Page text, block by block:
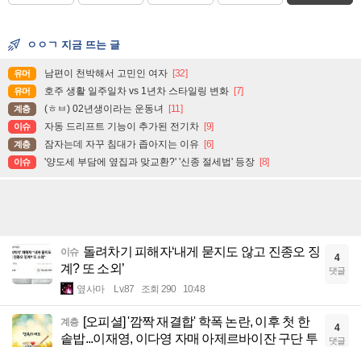
ㅇㅇㄱ 지금 뜨는 글
유머 남편이 천박해서 고민인 여자 [32]
유머 호주 생활 일주일차 vs 1년차 스타일링 변화 [7]
계층 (ㅎㅂ) 02년생이라는 운동녀 [11]
이슈 자동 드리프트 기능이 추가된 전기차 [9]
계층 잠자는데 자꾸 침대가 좁아지는 이유 [6]
이슈 '양도세 부담에 옆집과 맞교환?' '신종 절세법' 등장 [8]
이슈 돌려차기 피해자‘내게 묻지도 않고 진종오 징
계? 또 소외’
옆사마 Lv.87 조회 290 10:48
4
댓글
계층 [오피셜] '깜짝 재결합' 학폭 논란, 이후 첫 한
솥밥...이재영, 이다영 자매 아제르바이잔 구단 투
4
댓글